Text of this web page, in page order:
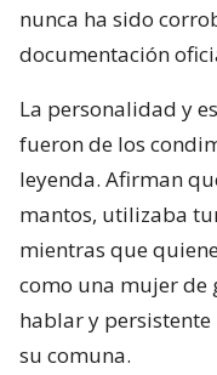
nunca ha sido
documentación
La personalidad y
fueron de los
leyenda. Afirman
mantos, utilizaba
mientras que
como una mujer de
hablar y
su comuna.